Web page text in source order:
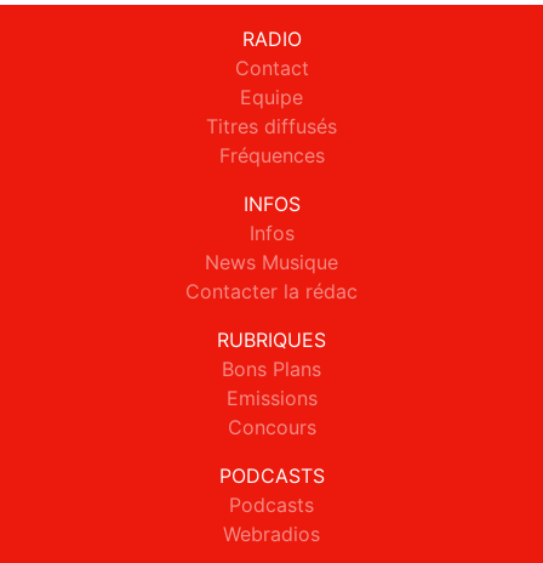
RADIO
Contact
Equipe
Titres diffusés
Fréquences
INFOS
Infos
News Musique
Contacter la rédac
RUBRIQUES
Bons Plans
Emissions
Concours
PODCASTS
Podcasts
Webradios